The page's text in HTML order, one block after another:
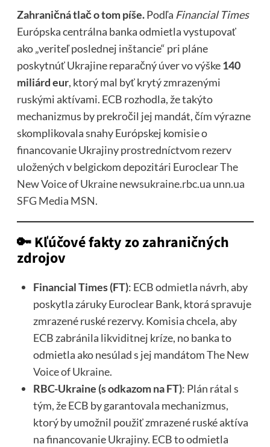
Zahraničná tlač o tom píše.Podľa Financial Times
Európska centrálna banka odmietla vystupovať
ako „veriteľ poslednej inštancie“ pri pláne
poskytnúť Ukrajine reparačný úver vo výške140
miliárd eur, ktorý mal byť krytý zmrazenými
ruskými aktívami. ECB rozhodla, že takýto
mechanizmus by prekročil jej mandát, čím výrazne
skomplikovala snahy Európskej komisie o
financovanie Ukrajiny prostredníctvom rezerv
uložených v belgickom depozitári EuroclearThe
New Voice of Ukraine newsukraine.rbc.ua unn.ua
SFG Media MSN.
🔑 Kľúčové fakty zo zahraničných
zdrojov
Financial Times (FT): ECB odmietla návrh, aby
poskytla záruky Euroclear Bank, ktorá spravuje
zmrazené ruské rezervy. Komisia chcela, aby
ECB zabránila likviditnej kríze, no banka to
odmietla ako nesúlad s jej mandátomThe New
Voice of Ukraine.
RBC-Ukraine (s odkazom na FT): Plán rátal s
tým, že ECB by garantovala mechanizmus,
ktorý by umožnil použiť zmrazené ruské aktíva
na financovanie Ukrajiny. ECB to odmietla